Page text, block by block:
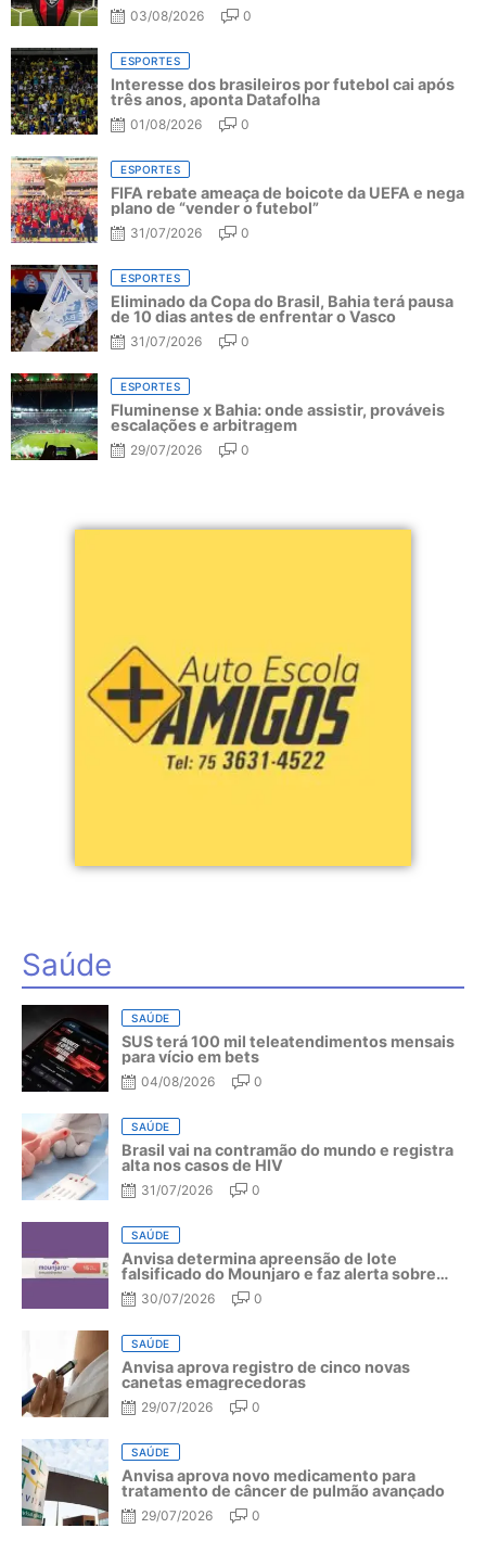
03/08/2026 0
ESPORTES
Interesse dos brasileiros por futebol cai após
três anos, aponta Datafolha
01/08/2026 0
ESPORTES
FIFA rebate ameaça de boicote da UEFA e nega
plano de “vender o futebol”
31/07/2026 0
ESPORTES
Eliminado da Copa do Brasil, Bahia terá pausa
de 10 dias antes de enfrentar o Vasco
31/07/2026 0
ESPORTES
Fluminense x Bahia: onde assistir, prováveis
escalações e arbitragem
29/07/2026 0
Saúde
SAÚDE
SUS terá 100 mil teleatendimentos mensais
para vício em bets
04/08/2026 0
SAÚDE
Brasil vai na contramão do mundo e registra
alta nos casos de HIV
31/07/2026 0
SAÚDE
Anvisa determina apreensão de lote
falsificado do Mounjaro e faz alerta sobre
riscos do medicamento
30/07/2026 0
SAÚDE
Anvisa aprova registro de cinco novas
canetas emagrecedoras
29/07/2026 0
SAÚDE
Anvisa aprova novo medicamento para
tratamento de câncer de pulmão avançado
29/07/2026 0